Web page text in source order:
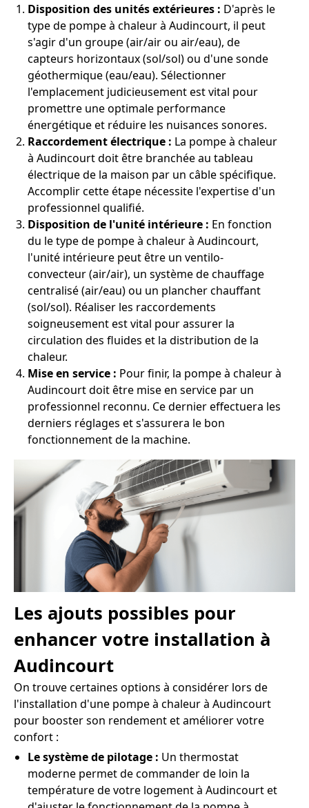
Disposition des unités extérieures : D'après le
type de pompe à chaleur à Audincourt, il peut
s'agir d'un groupe (air/air ou air/eau), de
capteurs horizontaux (sol/sol) ou d'une sonde
géothermique (eau/eau). Sélectionner
l'emplacement judicieusement est vital pour
promettre une optimale performance
énergétique et réduire les nuisances sonores.
Raccordement électrique : La pompe à chaleur
à Audincourt doit être branchée au tableau
électrique de la maison par un câble spécifique.
Accomplir cette étape nécessite l'expertise d'un
professionnel qualifié.
Disposition de l'unité intérieure : En fonction
du le type de pompe à chaleur à Audincourt,
l'unité intérieure peut être un ventilo-
convecteur (air/air), un système de chauffage
centralisé (air/eau) ou un plancher chauffant
(sol/sol). Réaliser les raccordements
soigneusement est vital pour assurer la
circulation des fluides et la distribution de la
chaleur.
Mise en service : Pour finir, la pompe à chaleur à
Audincourt doit être mise en service par un
professionnel reconnu. Ce dernier effectuera les
derniers réglages et s'assurera le bon
fonctionnement de la machine.
Les ajouts possibles pour
enhancer votre installation à
Audincourt
On trouve certaines options à considérer lors de
l'installation d'une pompe à chaleur à Audincourt
pour booster son rendement et améliorer votre
confort :
Le système de pilotage : Un thermostat
moderne permet de commander de loin la
température de votre logement à Audincourt et